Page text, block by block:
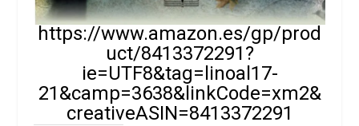
https://www.amazon.es/gp/prod
uct/8413372291?
ie=UTF8&tag=linoal17-
21&camp=3638&linkCode=xm2&
creativeASIN=8413372291